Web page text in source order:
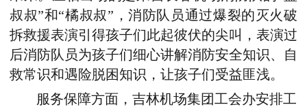
叔叔”和“橘叔叔”，消防队员通过爆裂的灭火破
拆救援表演引得孩子们此起彼伏的尖叫，表演过
后消防队员为孩子们细心讲解消防安全知识、自
救常识和遇险脱困知识，让孩子们受益匪浅。
服务保障方面，吉林机场集团工会办安排工